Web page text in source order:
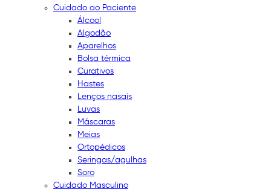
Cuidado ao Paciente
Álcool
Algodão
Aparelhos
Bolsa térmica
Curativos
Hastes
Lenços nasais
Luvas
Máscaras
Meias
Ortopédicos
Seringas/agulhas
Soro
Cuidado Masculino